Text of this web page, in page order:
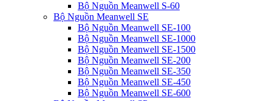
Bộ Nguồn Meanwell S-60
Bộ Nguồn Meanwell SE
Bộ Nguồn Meanwell SE-100
Bộ Nguồn Meanwell SE-1000
Bộ Nguồn Meanwell SE-1500
Bộ Nguồn Meanwell SE-200
Bộ Nguồn Meanwell SE-350
Bộ Nguồn Meanwell SE-450
Bộ Nguồn Meanwell SE-600